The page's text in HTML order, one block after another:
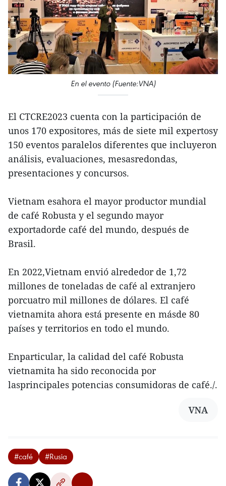
En el evento (Fuente:VNA)
El CTCRE2023 cuenta con la participación de
unos 170 expositores, más de siete mil expertosy
150 eventos paralelos diferentes que incluyeron
análisis, evaluaciones, mesasredondas,
presentaciones y concursos.
Vietnam esahora el mayor productor mundial
de café Robusta y el segundo mayor
exportadorde café del mundo, después de
Brasil.
En 2022,Vietnam envió alrededor de 1,72
millones de toneladas de café al extranjero
porcuatro mil millones de dólares. El café
vietnamita ahora está presente en másde 80
países y territorios en todo el mundo.
Enparticular, la calidad del café Robusta
vietnamita ha sido reconocida por
lasprincipales potencias consumidoras de café./.
VNA
#café #Rusia